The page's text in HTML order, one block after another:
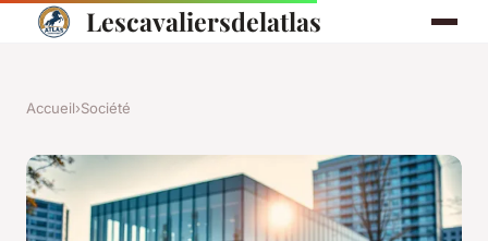
Lescavaliersdelatlas
Accueil›Société